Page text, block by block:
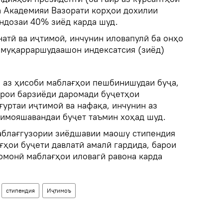
Вазорати корҳои дохилии
40% зиёд карда шуд.
ва иҷтимоӣ, инчунин иловапулӣ ба онҳо
индексатсия (зиёд)
ҳисоби маблағҳои пешбинишудаи буҷа,
барзиёди даромади буҷетҳои
иҷтимоӣ ва нафақа, инчунин аз
буҷет таъмин хоҳад шуд.
зиёдшавии маошу стипендия
буҷети давлатӣ амалӣ гардида, барои
маблағҳои иловагӣ равона карда
стипендия Иҷтимоъ